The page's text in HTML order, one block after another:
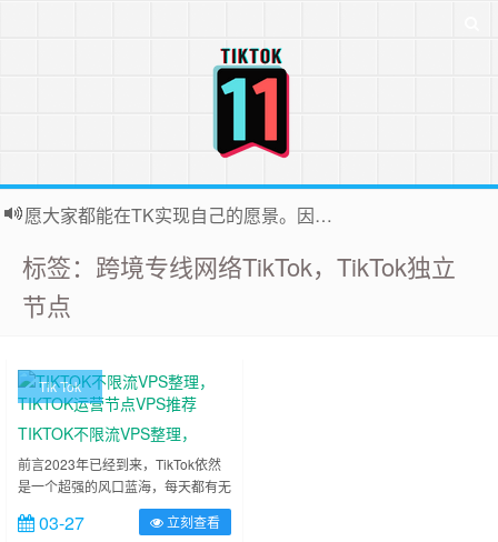
愿大家都能在TK实现自己的愿景。因为站长平时很忙，后台联系投稿无法全部回复，十分抱歉
标签：跨境专线网络TikTok，TikTok独立
节点
Tik Tok
TIKTOK不限流VPS整理，
TIKTOK运营节点VPS推荐
前言2023年已经到来，TikTok依然
是一个超强的风口蓝海，每天都有无
数的人加入这个平台，也有无数的人
在里边疯狂捞金，而对于想加入其中
03-27 立刻查看